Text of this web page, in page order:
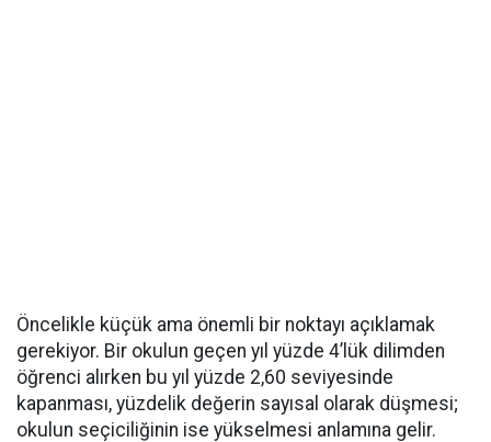
Öncelikle küçük ama önemli bir noktayı açıklamak
gerekiyor. Bir okulun geçen yıl yüzde 4’lük dilimden
öğrenci alırken bu yıl yüzde 2,60 seviyesinde
kapanması, yüzdelik değerin sayısal olarak düşmesi;
okulun seçiciliğinin ise yükselmesi anlamına gelir.